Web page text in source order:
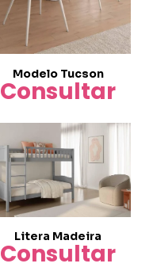
Modelo Tucson
Consultar
Litera Madeira
Consultar